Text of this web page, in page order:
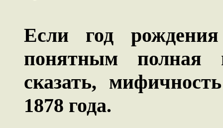
Если год рождения
понятным полная
сказать,
1878 года.